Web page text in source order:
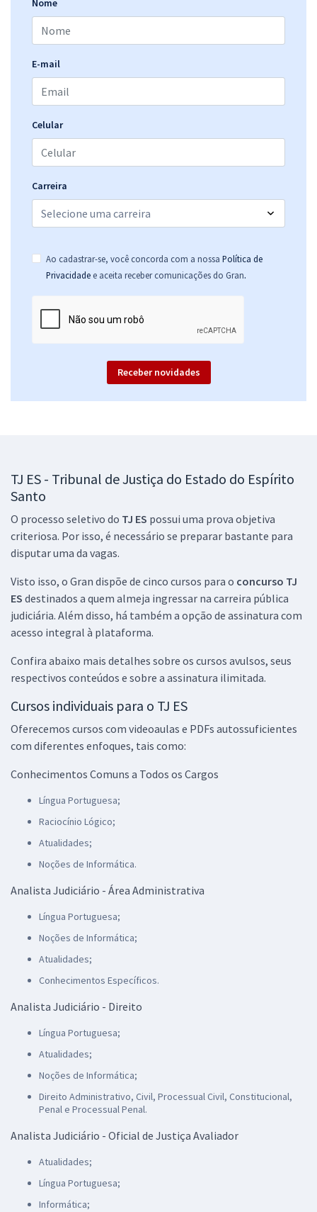
R$ 295,84à vista
Economize R$ 73,96 (-20%)
TJ ES - Tribunal de Justiça do Estado do Espírito Santo - Analista
Judiciário – Apoio Especializado – Especialidade – Direito (Pré-
R$ 479,04
39,92
Economize R$ 119,76 (-20%)
Comprar
R$ 479,04
Economize R$ 119,76 (-20%)
Nome
E-mail
Celular
Carreira
Ao cadastrar-se, você concorda com a nossa Política de
Privacidade e aceita receber comunicações do Gran.
Receber novidades
TJ ES - Tribunal de Justiça do Estado do Espírito
Santo
O processo seletivo do TJ ES possui uma prova objetiva
criteriosa. Por isso, é necessário se preparar bastante para
disputar uma da vagas.
Visto isso, o Gran dispõe de cinco cursos para o concurso TJ
ES destinados a quem almeja ingressar na carreira pública
judiciária. Além disso, há também a opção de assinatura com
acesso integral à plataforma.
Confira abaixo mais detalhes sobre os cursos avulsos, seus
respectivos conteúdos e sobre a assinatura ilimitada.
Cursos individuais para o TJ ES
Oferecemos cursos com videoaulas e PDFs autossuficientes
com diferentes enfoques, tais como:
Conhecimentos Comuns a Todos os Cargos
Língua Portuguesa;
Raciocínio Lógico;
Atualidades;
Noções de Informática.
Analista Judiciário - Área Administrativa
Língua Portuguesa;
Noções de Informática;
Atualidades;
Conhecimentos Específicos.
Analista Judiciário - Direito
Língua Portuguesa;
Atualidades;
Noções de Informática;
Direito Administrativo, Civil, Processual Civil, Constitucional,
Penal e Processual Penal.
Analista Judiciário - Oficial de Justiça Avaliador
Atualidades;
Língua Portuguesa;
Informática;